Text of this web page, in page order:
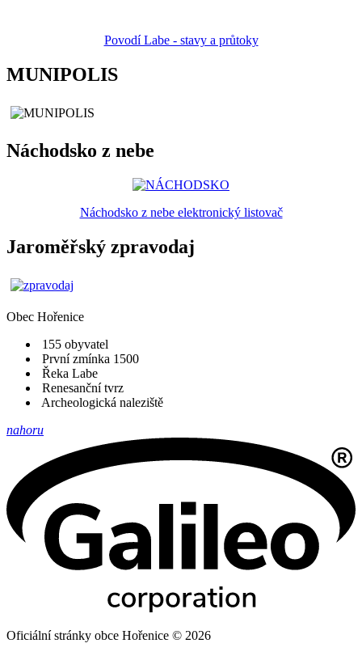
Povodí Labe - stavy a průtoky
MUNIPOLIS
Náchodsko z nebe
Náchodsko z nebe elektronický listovač
Jaroměřský zpravodaj
Obec Hořenice
155 obyvatel
První zmínka 1500
Řeka Labe
Renesanční tvrz
Archeologická naleziště
nahoru
Oficiální stránky obce Hořenice © 2026